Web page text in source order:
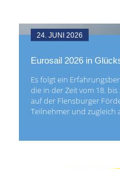
24. JUNI 2026
Eurosail 2026 in
Es folgt ein
die in der Zeit vom 18.
auf der Flensburger
Teilnehmer und zugleich